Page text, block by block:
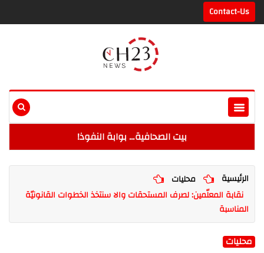
Contact-Us
بيت الصحافية… بوابة النفوذ!
الرئيسية
محليات
نقابة المعلّمين: لصرف المستحقات والا سنتخذ الخطوات القانونيّة
المناسبة
محليات